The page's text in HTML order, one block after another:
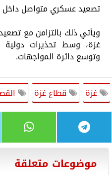
تصعيد عسكري متواصل داخل
ويأتي ذلك بالتزامن مع
غزة، وسط تحذيرات دولية
وتوسع دائرة المواجهات.
غزة قطاع غزة
موضوعات متعلقة